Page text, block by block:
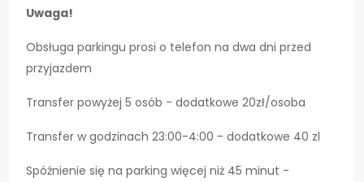
Uwaga!
Obsługa parkingu prosi o telefon na dwa dni przed
przyjazdem
Transfer powyżej 5 osób - dodatkowe 20zł/osoba
Transfer w godzinach 23:00-4:00 - dodatkowe 40 zl
Spóźnienie się na parking więcej niż 45 minut -